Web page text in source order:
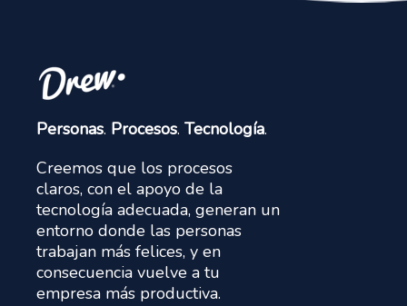
Personas. Procesos. Tecnología.
Creemos que los procesos
claros, con el apoyo de la
tecnología adecuada, generan un
entorno donde las personas
trabajan más felices, y en
consecuencia vuelve a tu
empresa más productiva.